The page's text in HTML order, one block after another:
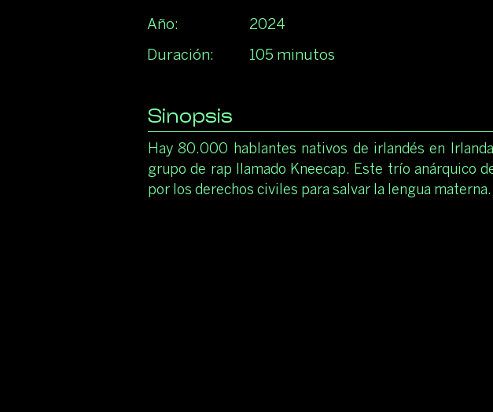
Año:
Duración:
2024
105 minutos
Sinopsis
Hay 80.000 hablantes nativos de irlandés en
grupo de rap llamado Kneecap. Este trío anárquico
por los derechos civiles para salvar la lengua materna.